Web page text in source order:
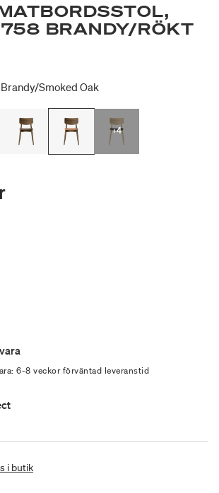
BRANDY/RÖKT
smoked Oak
+4
6-8 veckor förväntad leveranstid
i butik